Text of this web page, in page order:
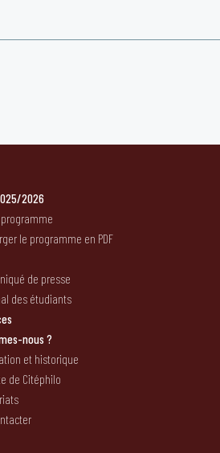
2026
le programme en PDF
de presse
des étudiants
nous ?
et historique
de Citéphilo